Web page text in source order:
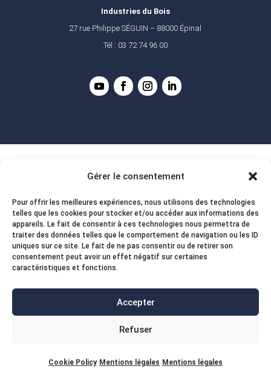
Gérer le consentement
Pour offrir les meilleures expériences, nous utilisons des technologies
telles que les cookies pour stocker et/ou accéder aux informations des
appareils. Le fait de consentir à ces technologies nous permettra de
traiter des données telles que le comportement de navigation ou les ID
uniques sur ce site. Le fait de ne pas consentir ou de retirer son
consentement peut avoir un effet négatif sur certaines
caractéristiques et fonctions.
Accepter
Refuser
Cookie Policy Mentions légales Mentions légales
Industries du Bois
27 rue Philippe SÉGUIN – 88000 Épinal
Tél : 03 72 74 96 00